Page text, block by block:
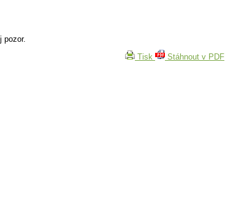
pozor.
Tisk Stáhnout v PDF